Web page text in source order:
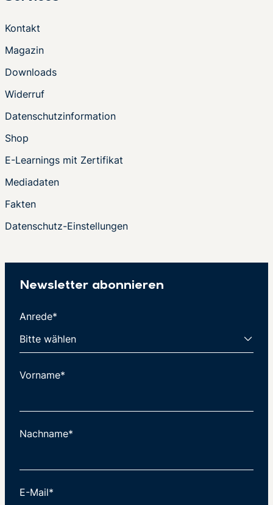
Kontakt
Magazin
Downloads
Widerruf
Datenschutzinformation
Shop
E-Learnings mit Zertifikat
Mediadaten
Fakten
Datenschutz-Einstellungen
Newsletter abonnieren
Anrede*
Vorname*
Nachname*
E-Mail*